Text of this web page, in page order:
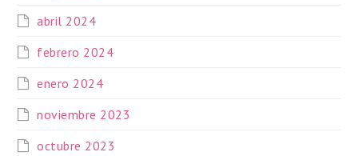
abril 2024
febrero 2024
enero 2024
noviembre 2023
octubre 2023